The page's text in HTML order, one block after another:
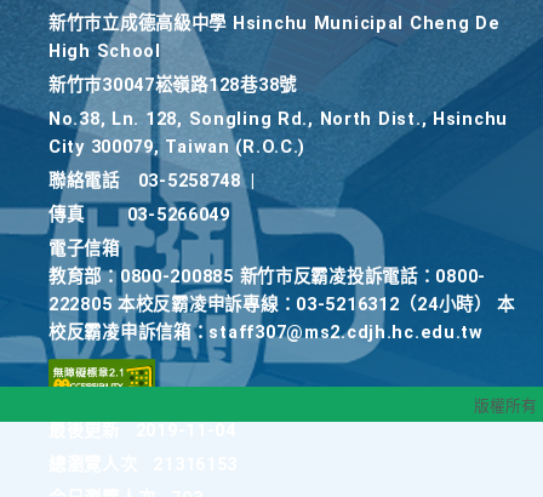
新竹巿立成德高級中學 Hsinchu Municipal Cheng De
High School
新竹巿30047崧嶺路128巷38號
No.38, Ln. 128, Songling Rd., North Dist., Hsinchu
City 300079, Taiwan (R.O.C.)
聯絡電話
03-5258748
傳真
03-5266049
電子信箱
教育部：0800-200885 新竹市反霸凌投訴電話：0800-
222805 本校反霸凌申訴專線：03-5216312（24小時） 本
校反霸凌申訴信箱：staff307@ms2.cdjh.hc.edu.tw
版權所有